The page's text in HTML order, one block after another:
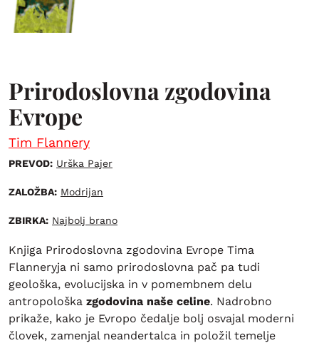
Prirodoslovna zgodovina
Evrope
Tim Flannery
PREVOD: Urška Pajer
ZALOŽBA: Modrijan
ZBIRKA: Najbolj brano
Knjiga Prirodoslovna zgodovina Evrope Tima
Flanneryja ni samo prirodoslovna pač pa tudi
geološka, evolucijska in v pomembnem delu
antropološka zgodovina naše celine. Nadrobno
prikaže, kako je Evropo čedalje bolj osvajal moderni
človek, zamenjal neandertalca in položil temelje